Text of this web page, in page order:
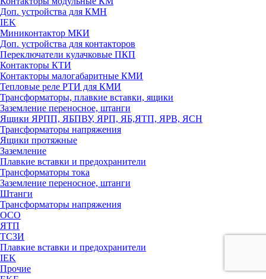
Доп. устройства для КМН
IEK
Миниконтактор МКИ
Доп. устройства для контакторов
Переключатели кулачковые ПКП
Контакторы КТИ
Контакторы малогабаритные КМИ
Тепловые реле РTИ для КМИ
Трансформаторы, плавкие вставки, ящики
Заземление переносное, штанги
Ящики ЯРПП, ЯБПВУ, ЯРП, ЯБ,ЯТП, ЯРВ, ЯСН
Трансформаторы напряжения
Ящики протяжные
Заземление
Плавкие вставки и предохранители
Трансформаторы тока
Заземление переносное, штанги
Штанги
Трансформаторы напряжения
ОСО
ЯТП
ТСЗИ
Плавкие вставки и предохранители
IEK
Прочие